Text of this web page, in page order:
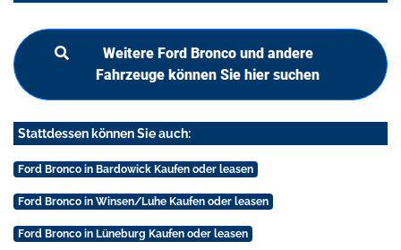
Weitere Ford Bronco und andere
Fahrzeuge können Sie hier suchen
Stattdessen können Sie auch:
Ford Bronco in Bardowick Kaufen oder leasen
Ford Bronco in Winsen/Luhe Kaufen oder leasen
Ford Bronco in Lüneburg Kaufen oder leasen